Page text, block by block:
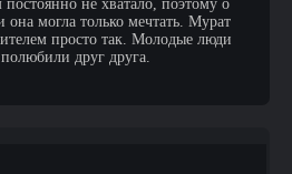
не хватало, поэтому о
могла только мечтать. Мурат
просто так. Молодые люди
друг друга.